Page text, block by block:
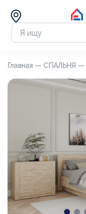
Главная — СПАЛЬНЯ —